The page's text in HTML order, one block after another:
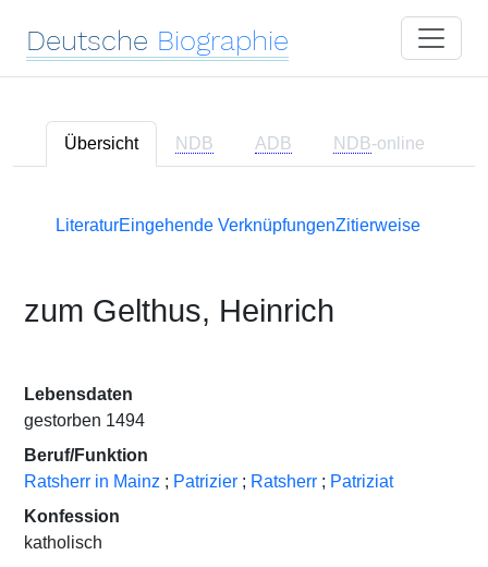
Deutsche Biographie
Übersicht NDB ADB NDB-online
LiteraturEingehende VerknüpfungenZitierweise
zum Gelthus, Heinrich
Lebensdaten
gestorben 1494
Beruf/Funktion
Ratsherr in Mainz ; Patrizier ; Ratsherr ; Patriziat
Konfession
katholisch